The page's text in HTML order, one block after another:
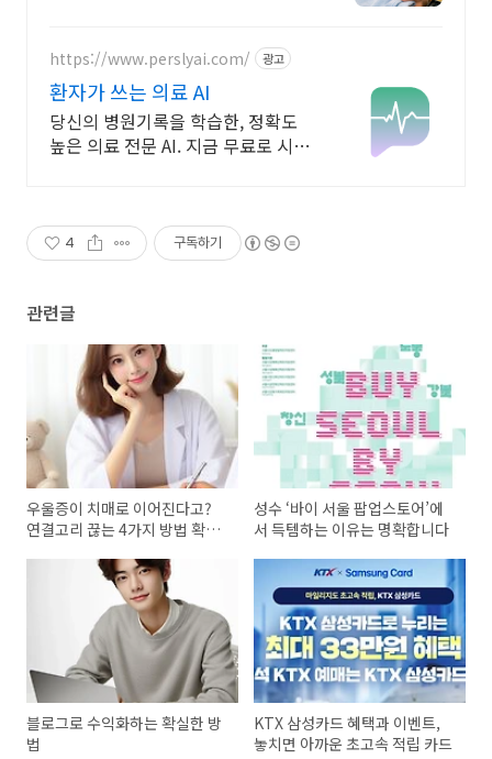
https://www.perslyai.com/ 광고
환자가 쓰는 의료 AI
당신의 병원기록을 학습한, 정확도
높은 의료 전문 AI. 지금 무료로 시작
4 구독하기
관련글
우울증이 치매로 이어진다고?
연결고리 끊는 4가지 방법 확실
성수 ‘바이 서울 팝업스토어’에
서 득템하는 이유는 명확합니다
블로그로 수익화하는 확실한 방
법
KTX 삼성카드 혜택과 이벤트,
놓치면 아까운 초고속 적립 카드